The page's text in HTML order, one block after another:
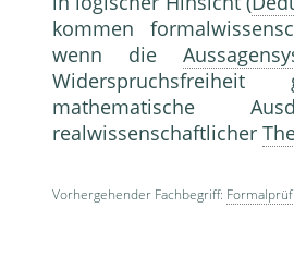
kommen
wenn die
mathematische
realwissenschaftlicher
Vorhergehender Fachbegriff: